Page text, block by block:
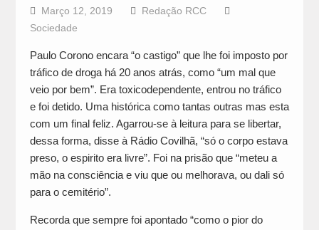
Março 12, 2019
Redação RCC
Sociedade
Paulo Corono encara “o castigo” que lhe foi imposto por
tráfico de droga há 20 anos atrás, como “um mal que
veio por bem”. Era toxicodependente, entrou no tráfico
e foi detido. Uma histórica como tantas outras mas esta
com um final feliz. Agarrou-se à leitura para se libertar,
dessa forma, disse à Rádio Covilhã, “só o corpo estava
preso, o espirito era livre”. Foi na prisão que “meteu a
mão na consciência e viu que ou melhorava, ou dali só
para o cemitério”.
Recorda que sempre foi apontado “como o pior do